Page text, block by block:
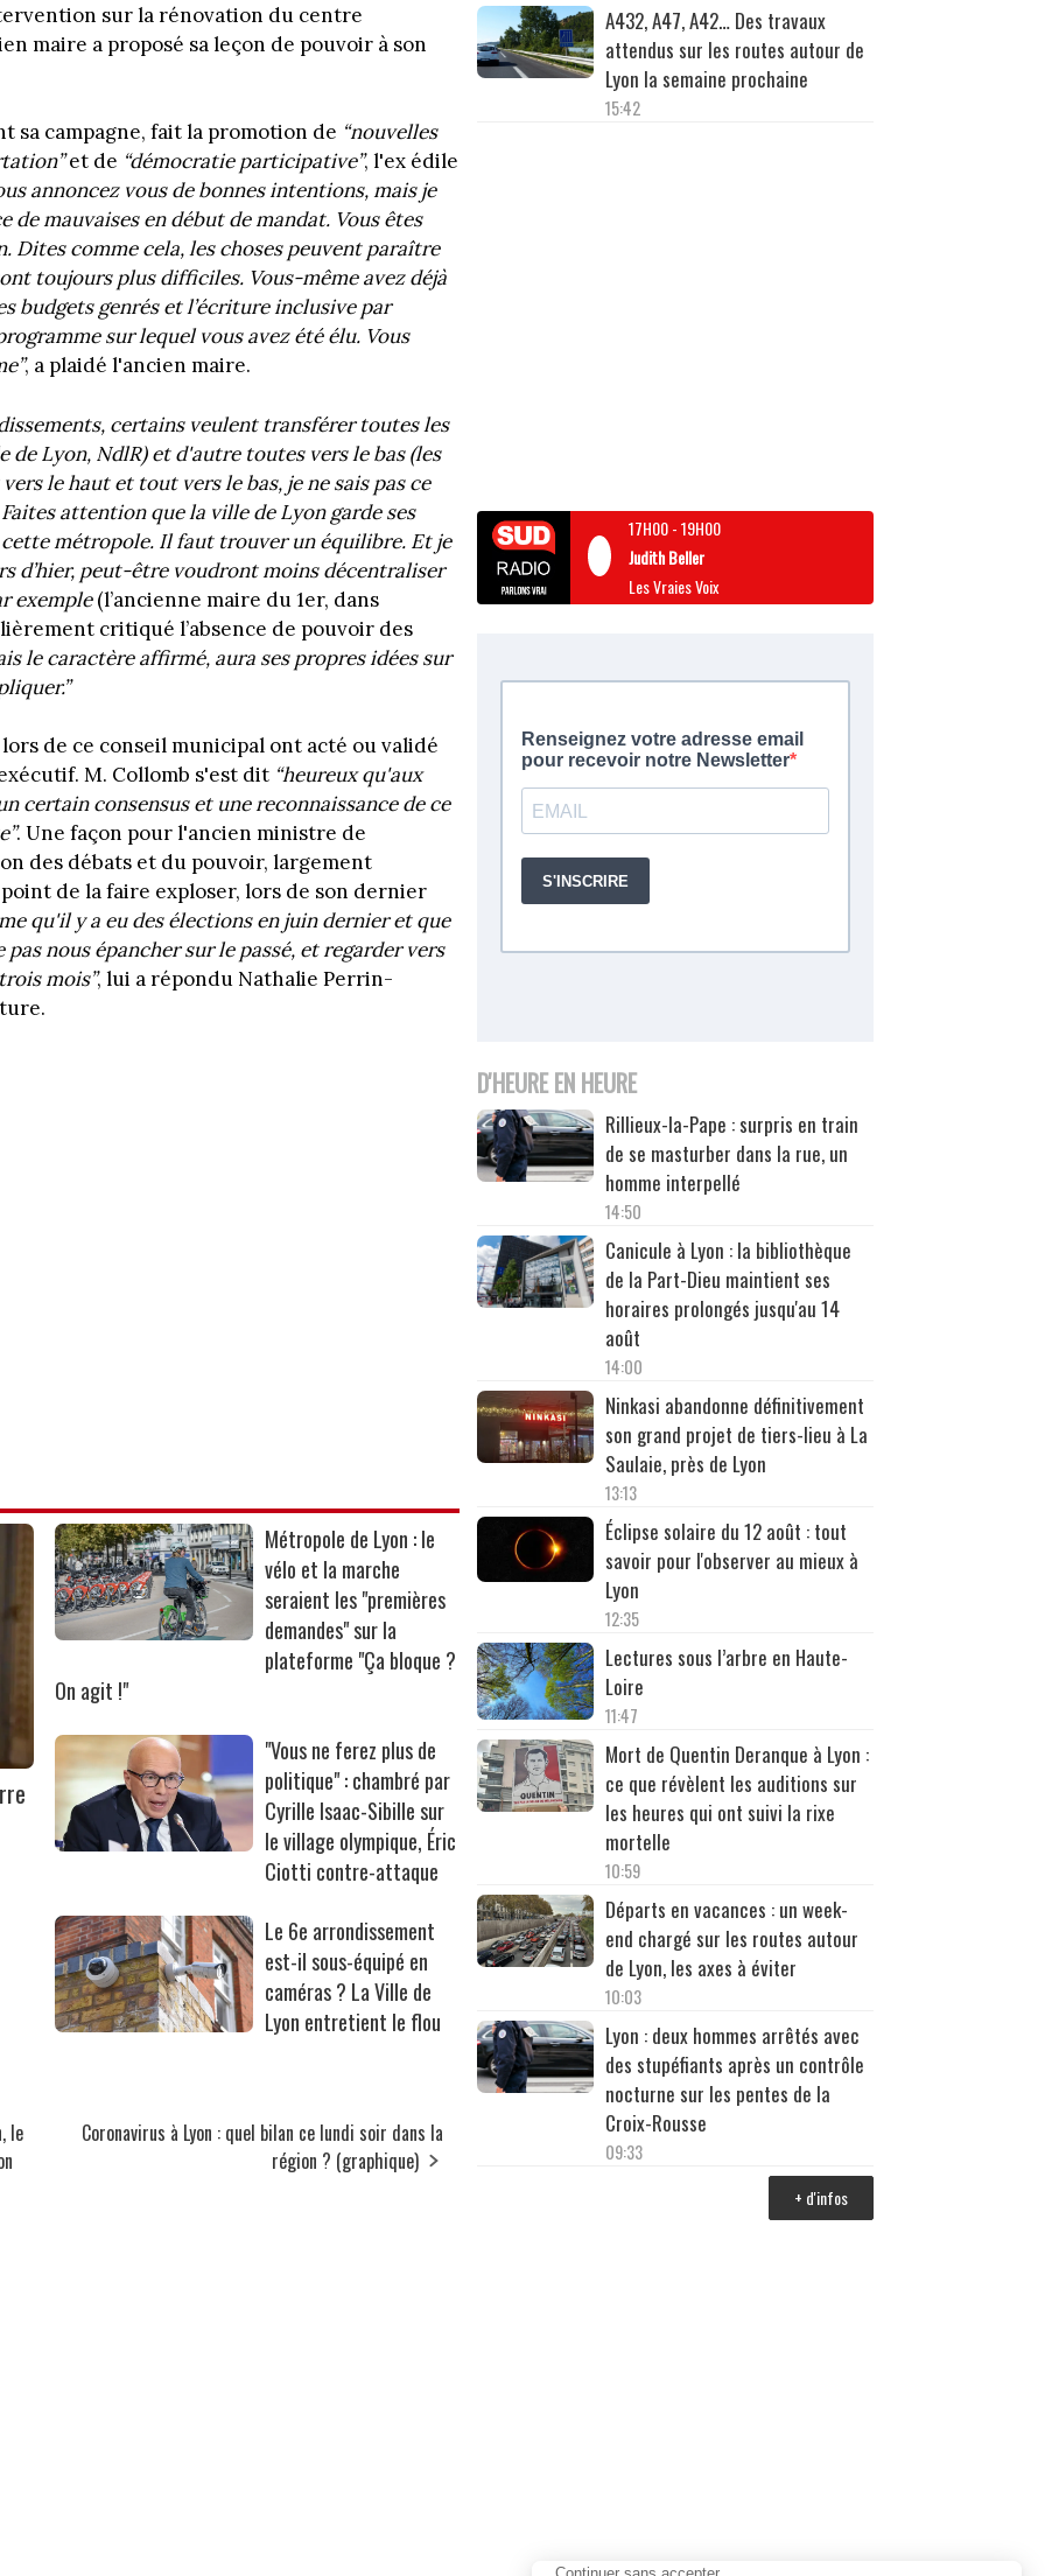
sur la rénovation du centre
maire a proposé sa leçon de pouvoir à son
sa campagne, fait la promotion de “nouvelles
et de “démocratie participative”, l'ex édile
annoncez vous de bonnes intentions, mais je
de mauvaises en début de mandat. Vous êtes
comme cela, les choses peuvent paraître
toujours plus difficiles. Vous-même avez déjà
budgets genrés et l’écriture inclusive par
sur lequel vous avez été élu. Vous
, a plaidé l'ancien maire.
certains veulent transférer toutes les
Lyon, NdlR) et d'autre toutes vers le bas (les
le haut et tout vers le bas, je ne sais pas ce
attention que la ville de Lyon garde ses
métropole. Il faut trouver un équilibre. Et je
d’hier, peut-être voudront moins décentraliser
exemple(l’ancienne maire du 1er, dans
critiqué l’absence de pouvoir des
le caractère affirmé, aura ses propres idées sur
de ce conseil municipal ont acté ou validé
M. Collomb s'est dit “heureux qu'aux
certain consensus et une reconnaissance de ce
. Une façon pour l'ancien ministre de
des débats et du pouvoir, largement
de la faire exploser, lors de son dernier
qu'il y a eu des élections en juin dernier et que
nous épancher sur le passé, et regarder vers
mois”, lui a répondu Nathalie Perrin-
Métropole de Lyon : le
vélo et la marche
seraient les "premières
demandes" sur la
plateforme "Ça bloque ?
On agit !"
"Vous ne ferez plus de
politique" : chambré par
Cyrille Isaac-Sibille sur
le village olympique, Éric
Ciotti contre-attaque
Le 6e arrondissement
est-il sous-équipé en
caméras ? La Ville de
Lyon entretient le flou
le
Coronavirus à Lyon : quel bilan ce lundi soir dans la
région ? (graphique)
A432, A47, A42… Des travaux
attendus sur les routes autour de
Lyon la semaine prochaine
15:42
17H00-19H00
Judith Beller
Les Vraies Voix
D'HEURE EN HEURE
Rillieux-la-Pape : surpris en train
de se masturber dans la rue, un
homme interpellé
14:50
Canicule à Lyon : la bibliothèque
de la Part-Dieu maintient ses
horaires prolongés jusqu'au 14
août
14:00
Ninkasi abandonne définitivement
son grand projet de tiers-lieu à La
Saulaie, près de Lyon
13:13
Éclipse solaire du 12 août : tout
savoir pour l'observer au mieux à
Lyon
12:35
Lectures sous l’arbre en Haute-
Loire
11:47
Mort de Quentin Deranque à Lyon :
ce que révèlent les auditions sur
les heures qui ont suivi la rixe
mortelle
10:59
Départs en vacances : un week-
end chargé sur les routes autour
de Lyon, les axes à éviter
10:03
Lyon : deux hommes arrêtés avec
des stupéfiants après un contrôle
nocturne sur les pentes de la
Croix-Rousse
09:33
+ d'infos